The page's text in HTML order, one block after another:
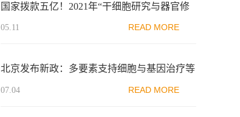
国家拨款五亿！2021年“干细胞研究与器官修
复”国家重点研发专项申报指南
05.11 READ MORE
北京发布新政：多要素支持细胞与基因治疗等
高精尖产业，加快培育发展新动能
07.04 READ MORE